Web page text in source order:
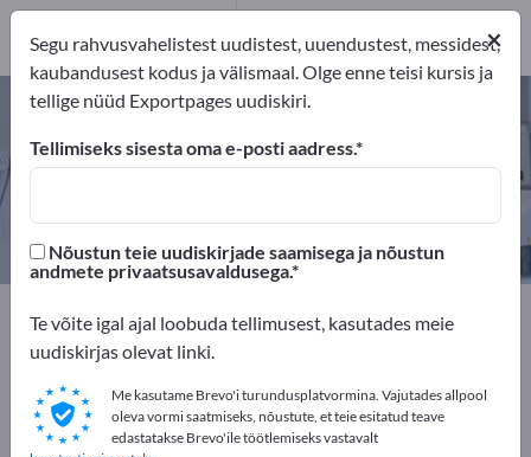
Silikoonist implantaadid – leidke
tootjaid ja tarnijaid
1
Tootja
Exportpages
Meditsiin ja labor
Implantaadid ja proteesid
Silikoonist implantaadid
Reklaamige tasuta Exportpages'is!
Vajadused – Pakkumised – Kasutatud kaubad –
×
Segu rahvusvahelistest uudistest, uuendustest, messidest,
kaubandusest kodus ja välismaal. Olge enne teisi kursis ja
tellige nüüd Exportpages uudiskiri.
Tellimiseks sisesta oma e-posti aadress.
Nõustun teie uudiskirjade saamisega ja nõustun
andmete privaatsusavaldusega.
Te võite igal ajal loobuda tellimusest, kasutades meie
uudiskirjas olevat linki.
Me kasutame Brevo'i turundusplatvormina. Vajutades allpool
oleva vormi saatmiseks, nõustute, et teie esitatud teave
edastatakse Brevo'ile töötlemiseks vastavalt